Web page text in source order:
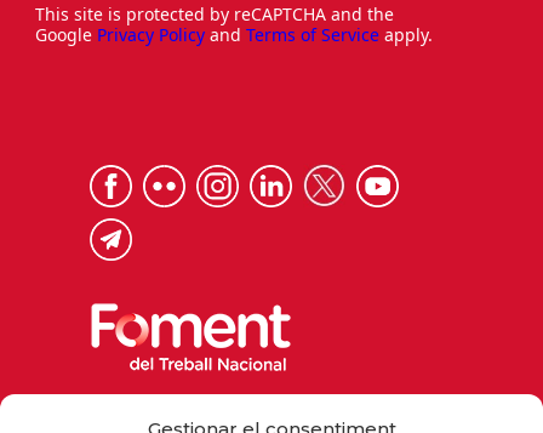
This site is protected by reCAPTCHA and the
Google Privacy Policy and Terms of Service apply.